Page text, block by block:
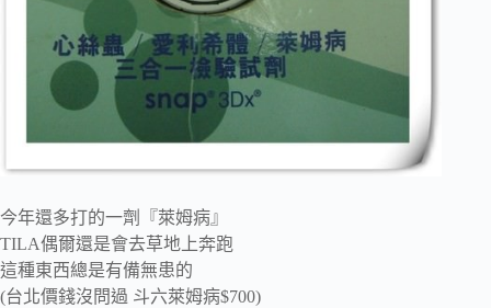
今年還多打的一劑『萊姆病』
TILA偶爾還是會去草地上奔跑
這種東西總是有備無患的
(台北價錢沒問過 斗六萊姆病$700)